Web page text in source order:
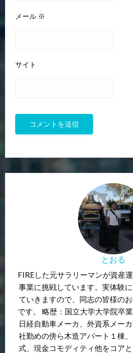
メール ※
サイト
とおる
FIREした元サラリーマンが資産
事業に挑戦しています。実体験
ていきますので、同志の皆様の
です。 略歴：国立大学大学院卒
日経自動車メーカ、外資系メー
社勤めの傍ら木造アパート１棟
式、現金コモディティ他をコア